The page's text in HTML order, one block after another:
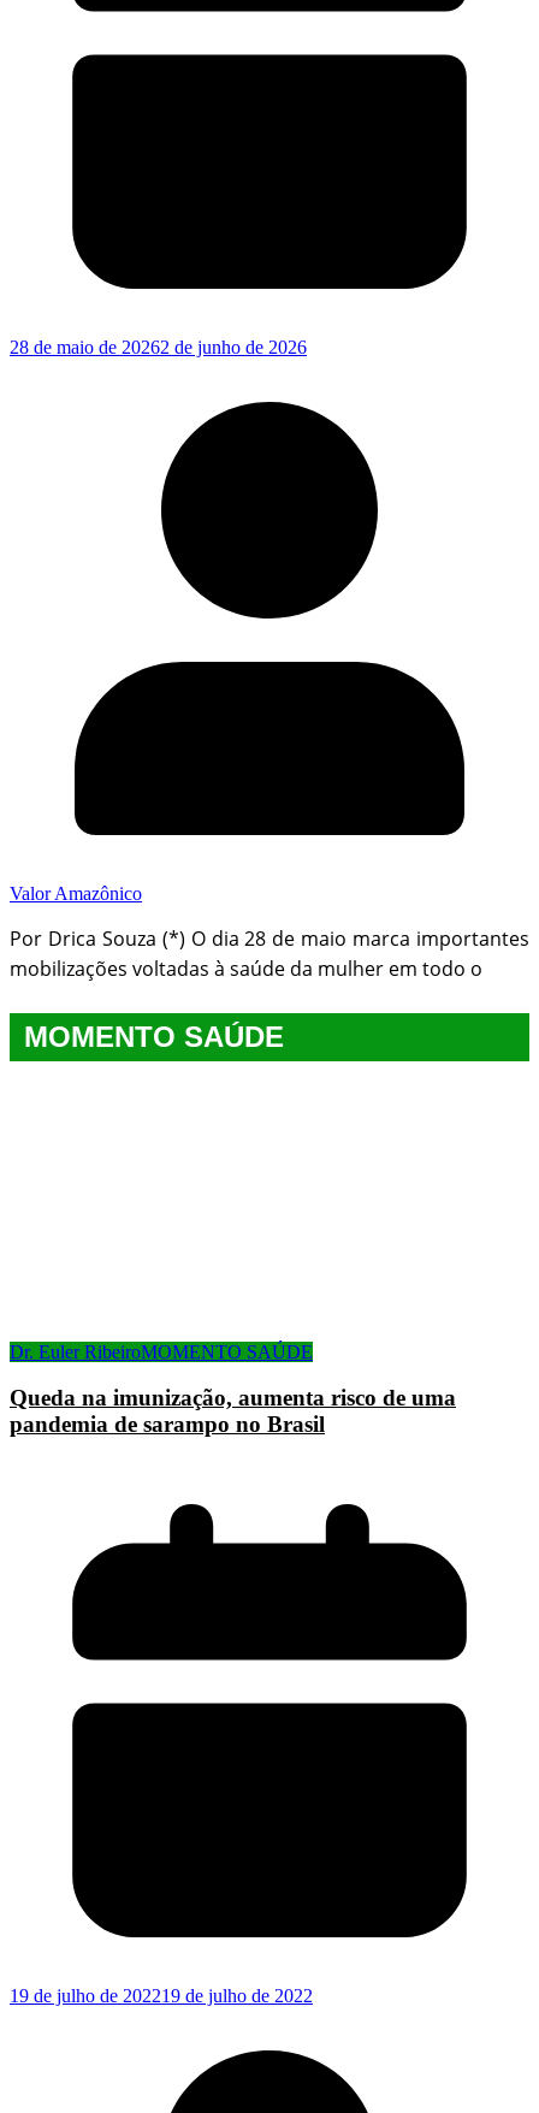
28 de maio de 20262 de junho de 2026
Valor Amazônico
Por Drica Souza (*) O dia 28 de maio marca importantes
mobilizações voltadas à saúde da mulher em todo o
MOMENTO SAÚDE
Dr. Euler RibeiroMOMENTO SAÚDE
Queda na imunização, aumenta risco de uma
pandemia de sarampo no Brasil
19 de julho de 202219 de julho de 2022